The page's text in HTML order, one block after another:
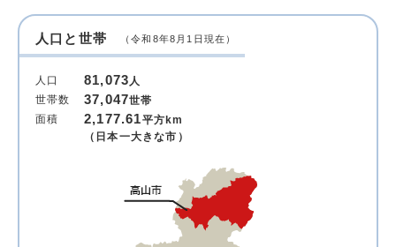
人口と世帯 （令和8年8月1日現在）
人口 81,073人
世帯数
37,047世帯
面積
2,177.61平方km
（日本一大きな市）